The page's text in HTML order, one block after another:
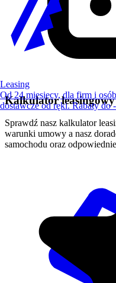
Kalkulator leasingowy
Sprawdź nasz kalkulator
warunki umowy a nasz
samochodu oraz
Leasing
Od 24 miesięcy, dla firm i
dostawcze od ręki. Rabaty do